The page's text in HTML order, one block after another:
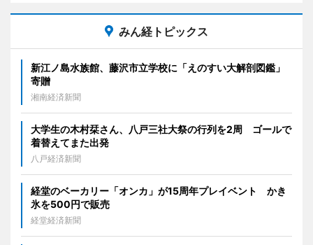
みん経トピックス
新江ノ島水族館、藤沢市立学校に「えのすい大解剖図鑑」
寄贈
湘南経済新聞
大学生の木村栞さん、八戸三社大祭の行列を2周 ゴールで
着替えてまた出発
八戸経済新聞
経堂のベーカリー「オンカ」が15周年プレイベント かき
氷を500円で販売
経堂経済新聞